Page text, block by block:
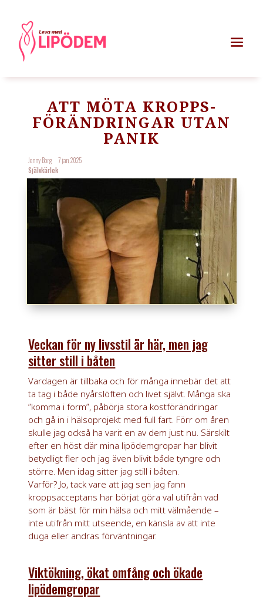
ATT MÖTA KROPPS-
FÖRÄNDRINGAR UTAN
PANIK
Jenny Borg
7 jan, 2025
Självkärlek
Veckan för ny livsstil är här, men jag
sitter still i båten
Vardagen är tillbaka och för många innebär det att
ta tag i både nyårslöften och livet självt. Många ska
”komma i form”, påbörja stora kostförändringar
och gå in i hälsoprojekt med full fart. Förr om åren
skulle jag också ha varit en av dem just nu. Särskilt
efter en höst där mina lipödemgropar har blivit
betydligt fler och jag även blivit både tyngre och
större. Men idag sitter jag still i båten.
Varför? Jo, tack vare att jag sen jag fann
kroppsacceptans har börjat göra val utifrån vad
som är bäst för min hälsa och mitt välmående –
inte utifrån mitt utseende, en känsla av att inte
duga eller andras förväntningar.
Viktökning, ökat omfång och ökade
lipödemgropar